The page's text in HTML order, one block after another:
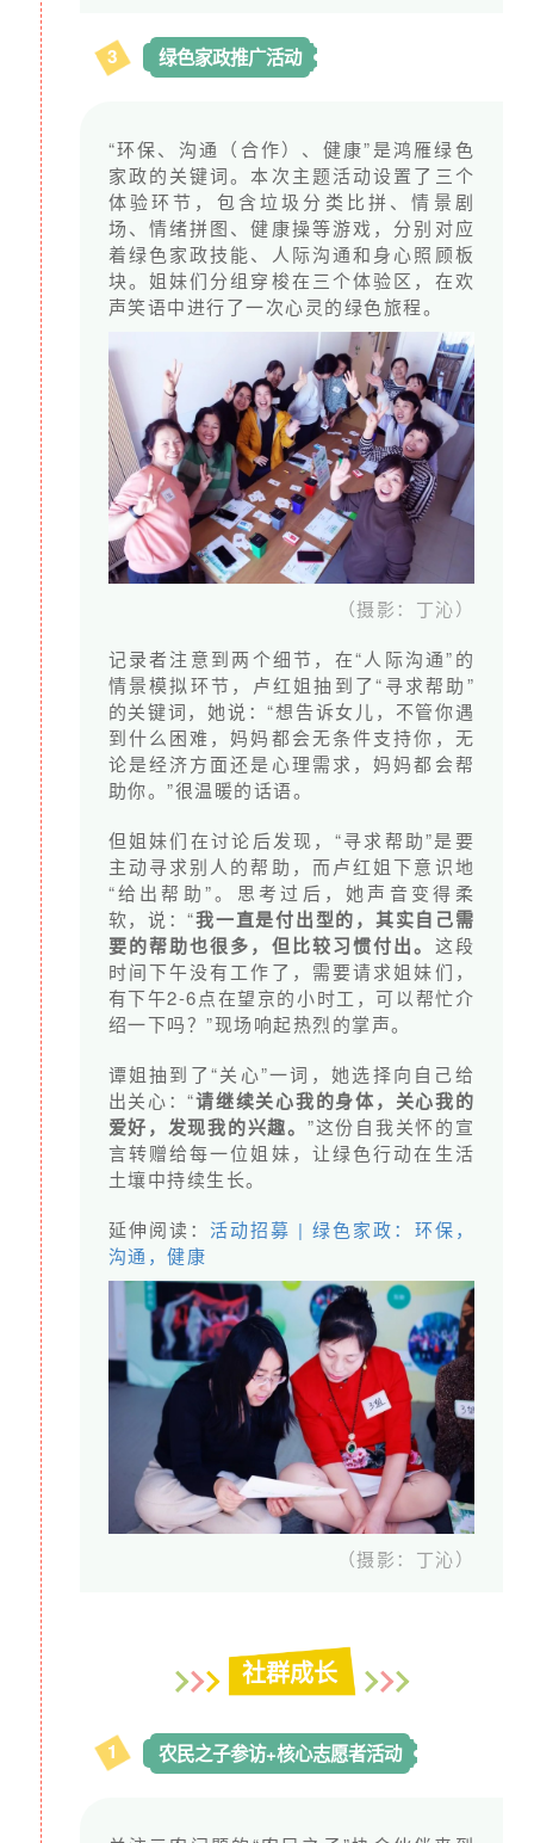
而家政工和雇主关系的紧张感，更多是认知维
家政工的课程 ，从家政工作技能、互动沟通能
力、底层心智能力三个维度来提升家政工的认
知能力，为家政群体赋能。
家政工的个人成长带来的直接影响是她可以更
好地服务于雇主的家庭，与雇主构建和谐、畅
不要小看家政工一个人的改变，如果一个家政
工会在5个家庭工作，那3700万的家政工可能影
响着2亿以上的城市家庭。
让更多的家政工受惠于赋能成长，改善她们的生存处境，促进她们
体面劳动，这是鸿雁的长期工作目标。
小陈和何姐的生活是艰辛的
但同时她们也是幸运的
由于遇见鸿雁
她们在生活重压之下尚能喘口气
她们的生活方式也在潜移默化地发生改变
和雇主的关系更加平等
也越来越体会到工作带来的成就感 。
我们希望这套系统的课程可以覆盖更大的人群
有更多家政女工学习绿色家政工的理念
像她们一样活出自己的价值
但是要改变一个人乃至一个群体的认知，道阻且
长，鸿雁并没有因为困难而放弃前行，如同家政女
工扛起生活的重担时的坚毅，鸿雁也在毫无犹豫地
扛起高昂的运营成本来支撑她们。
这条漫长的路上，我们需要您的支持。您的每一分
付出，都是在支持家政女工有尊严、有价值地活
二、月捐档位及权益
您的爱心捐赠能支持什么？
女工参与1次社群活动，在工作之外有一处自由的
3 绿色家政推广活动
“环保、沟通（合作）、健康”是鸿雁绿色
家政的关键词。本次主题活动设置了三个
体验环节，包含垃圾分类比拼、情景剧
场、情绪拼图、健康操等游戏，分别对应
着绿色家政技能、人际沟通和身心照顾板
块。姐妹们分组穿梭在三个体验区，在欢
声笑语中进行了一次心灵的绿色旅程。
（摄影：丁沁）
记录者注意到两个细节，在“人际沟通”的
情景模拟环节，卢红姐抽到了“寻求帮助”
的关键词，她说：“想告诉女儿，不管你遇
到什么困难，妈妈都会无条件支持你，无
论是经济方面还是心理需求，妈妈都会帮
助你。”很温暖的话语。
但姐妹们在讨论后发现，“寻求帮助”是要
主动寻求别人的帮助，而卢红姐下意识地
“给出帮助”。思考过后，她声音变得柔
软，说：“我一直是付出型的，其实自己需
要的帮助也很多，但比较习惯付出。 这段
时间下午没有工作了，需要请求姐妹们，
有下午2-6点在望京的小时工，可以帮忙介
绍一下吗？”现场响起热烈的掌声。
谭姐抽到了“关心”一词，她选择向自己给
出关心：“请继续关心我的身体，关心我的
爱好，发现我的兴趣。 ”这份自我关怀的宣
言转赠给每一位姐妹，让绿色行动在生活
土壤中持续生长。
延伸阅读：活动招募 | 绿色家政：环保，
沟通，健康
（摄影：丁沁）
社群成长
1 农民之子参访+核心志愿者活动